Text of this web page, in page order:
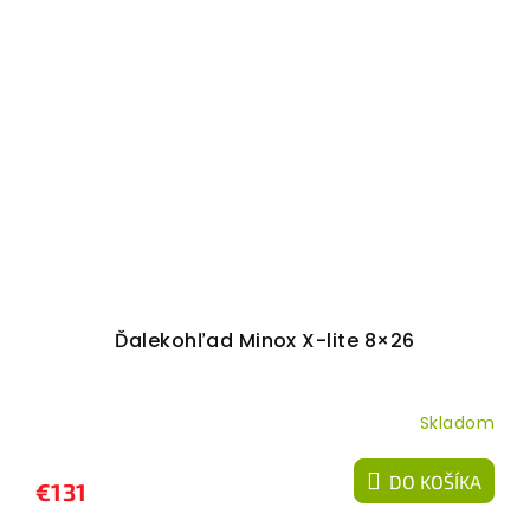
Ďalekohľad Minox X-lite 8×26
Skladom
€131 DO KOŠÍKA